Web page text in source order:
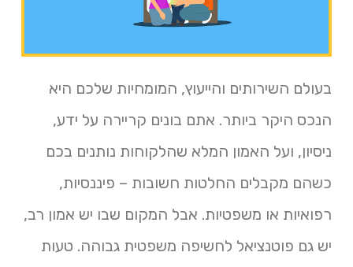
בעולם השירותים והייעוץ, המומחיות שלכם היא
הנכס היקר ביותר. אתם בונים קריירה על ידע,
ניסיון, ועל האמון המלא שהלקוחות נותנים בכם
כשהם מקבלים החלטות חשובות – פיננסיות,
רפואיות או משפטיות. אבל המקום שבו יש אמון רב,
יש גם פוטנציאל לחשיפה משפטית גבוהה. טעות